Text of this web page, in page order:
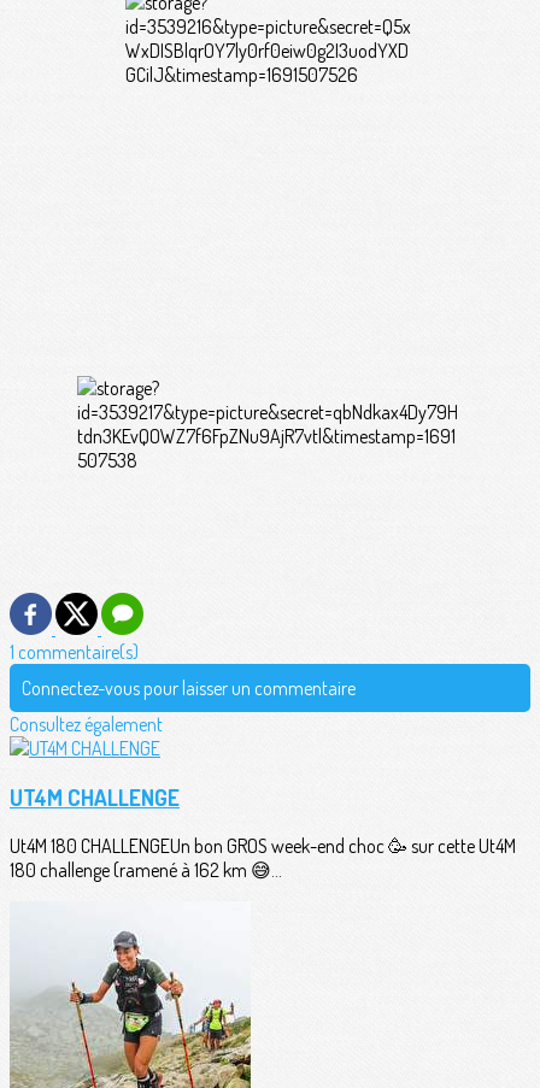
1 commentaire(s)
Connectez-vous pour laisser un commentaire
Consultez également
UT4M CHALLENGE
Ut4M 180 CHALLENGEUn bon GROS week-end choc 🥳 sur cette Ut4M
180 challenge (ramené à 162 km 😅...